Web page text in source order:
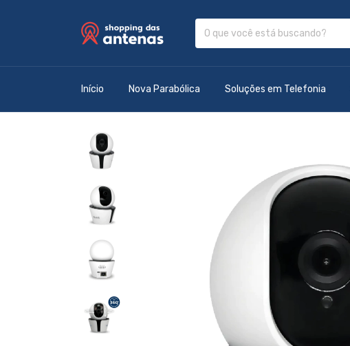
Início Nova Parabólica Soluções em Telefonia